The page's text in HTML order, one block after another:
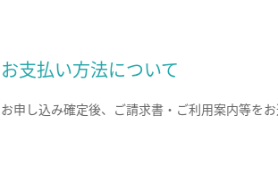
お支払い方法について
お申し込み確定後、ご請求書・ご利用案内等をお